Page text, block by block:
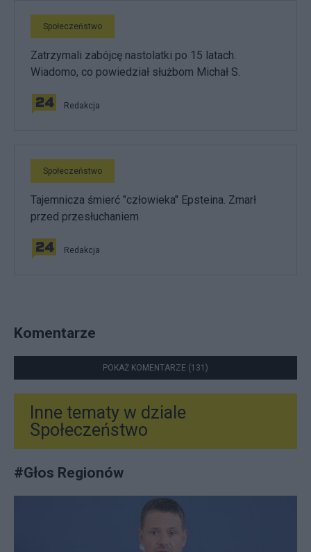
Społeczeństwo
Zatrzymali zabójcę nastolatki po 15 latach.
Wiadomo, co powiedział służbom Michał S.
Redakcja
Społeczeństwo
Tajemnicza śmierć "człowieka" Epsteina. Zmarł
przed przesłuchaniem
Redakcja
Komentarze
POKAŻ KOMENTARZE (131)
Inne tematy w dziale
Społeczeństwo
#Głos Regionów